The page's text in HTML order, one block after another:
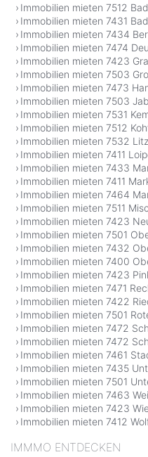
Immobilien mieten 7512
Immobilien mieten 7431
Immobilien mieten 7434
Immobilien mieten 7474
Immobilien mieten 7423
Immobilien mieten 7503
Immobilien mieten 7473
Immobilien mieten 7503
Immobilien mieten 7531
Immobilien mieten 7512
Immobilien mieten 7532
Immobilien mieten 7411
Immobilien mieten 7433
Immobilien mieten 7411
Immobilien mieten 7464
Immobilien mieten 7511
Immobilien mieten 7423
Immobilien mieten 7501
Immobilien mieten 7432
Immobilien mieten 7400
Immobilien mieten 7423
Immobilien mieten 7471
Immobilien mieten 7422
Immobilien mieten 7501
Immobilien mieten 7472
Immobilien mieten 7472
Immobilien mieten 7461
Immobilien mieten 7435
Immobilien mieten 7501
Immobilien mieten 7463
Immobilien mieten 7423
Immobilien mieten 7412
IMMMO ENTDECKEN